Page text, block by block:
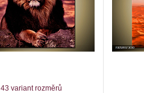
43 variant rozměrů